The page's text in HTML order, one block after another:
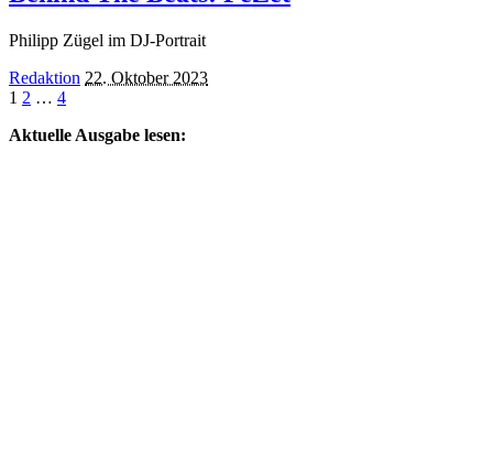
Philipp Zügel im DJ-Portrait
Posted
by
Redaktion 22. Oktober 2023
1 2 … 4
Aktuelle Ausgabe lesen: